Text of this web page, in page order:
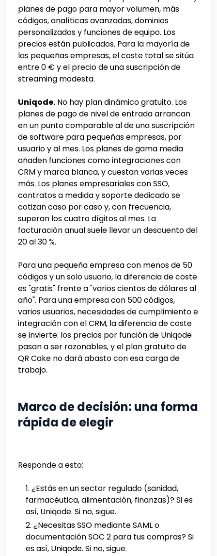
planes de pago para mayor volumen, más
códigos, analíticas avanzadas, dominios
personalizados y funciones de equipo. Los
precios están publicados. Para la mayoría de
las pequeñas empresas, el coste total se sitúa
entre 0 € y el precio de una suscripción de
streaming modesta.
Uniqode. No hay plan dinámico gratuito. Los
planes de pago de nivel de entrada arrancan
en un punto comparable al de una suscripción
de software para pequeñas empresas, por
usuario y al mes. Los planes de gama media
añaden funciones como integraciones con
CRM y marca blanca, y cuestan varias veces
más. Los planes empresariales con SSO,
contratos a medida y soporte dedicado se
cotizan caso por caso y, con frecuencia,
superan los cuatro dígitos al mes. La
facturación anual suele llevar un descuento del
20 al 30 %.
Para una pequeña empresa con menos de 50
códigos y un solo usuario, la diferencia de coste
es "gratis" frente a "varios cientos de dólares al
año". Para una empresa con 500 códigos,
varios usuarios, necesidades de cumplimiento e
integración con el CRM, la diferencia de coste
se invierte: los precios por función de Uniqode
pasan a ser razonables, y el plan gratuito de
QR Cake no dará abasto con esa carga de
trabajo.
Marco de decisión: una forma
rápida de elegir
Responde a esto:
¿Estás en un sector regulado (sanidad,
farmacéutica, alimentación, finanzas)? Si es
así, Uniqode. Si no, sigue.
¿Necesitas SSO mediante SAML o
documentación SOC 2 para tus compras? Si
es así, Uniqode. Si no, sigue.